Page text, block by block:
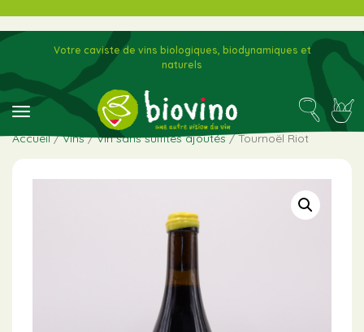
toggle navigation
Votre caviste de vins biologiques, biodynamiques et
naturels
Accueil/Vins/Vin sans sulfites ajoutés/ Tournoël Riot